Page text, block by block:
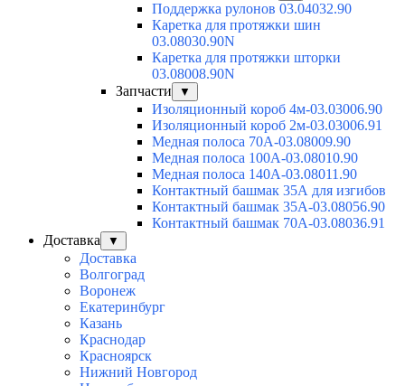
Поддержка рулонов 03.04032.90
Каретка для протяжки шин
03.08030.90N
Каретка для протяжки шторки
03.08008.90N
Запчасти
▼
Изоляционный короб 4м-03.03006.90
Изоляционный короб 2м-03.03006.91
Медная полоса 70А-03.08009.90
Медная полоса 100А-03.08010.90
Медная полоса 140А-03.08011.90
Контактный башмак 35А для изгибов
Контактный башмак 35А-03.08056.90
Контактный башмак 70А-03.08036.91
Доставка
▼
Доставка
Волгоград
Воронеж
Екатеринбург
Казань
Краснодар
Красноярск
Нижний Новгород